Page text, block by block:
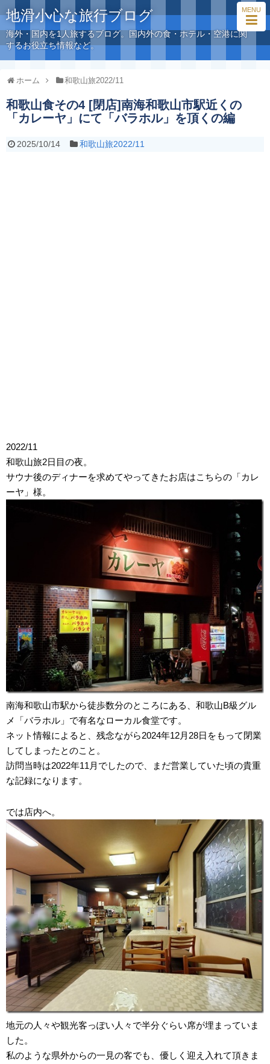
MENU
地滑小心な旅行ブログ
海外・国内を1人旅するブログ。国内外の食・ホテル・空港に関
するお役立ち情報など。
ホーム 和歌山旅2022/11
和歌山食その4 [閉店]南海和歌山市駅近くの
「カレーヤ」にて「バラホル」を頂くの編
2025/10/14 和歌山旅2022/11
2022/11
和歌山旅2日目の夜。
サウナ後のディナーを求めてやってきたお店はこちらの「カレ
ーヤ」様。
南海和歌山市駅から徒歩数分のところにある、和歌山B級グル
メ「バラホル」で有名なローカル食堂です。
ネット情報によると、残念ながら2024年12月28日をもって閉業
してしまったとのこと。
訪問当時は2022年11月でしたので、まだ営業していた頃の貴重
な記録になります。
では店内へ。
地元の人々や観光客っぽい人々で半分ぐらい席が埋まっていま
した。
私のような県外からの一見の客でも、優しく迎え入れて頂きま